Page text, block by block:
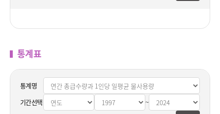
통계표
통계명
기간선택
통계표시
~
통계표종